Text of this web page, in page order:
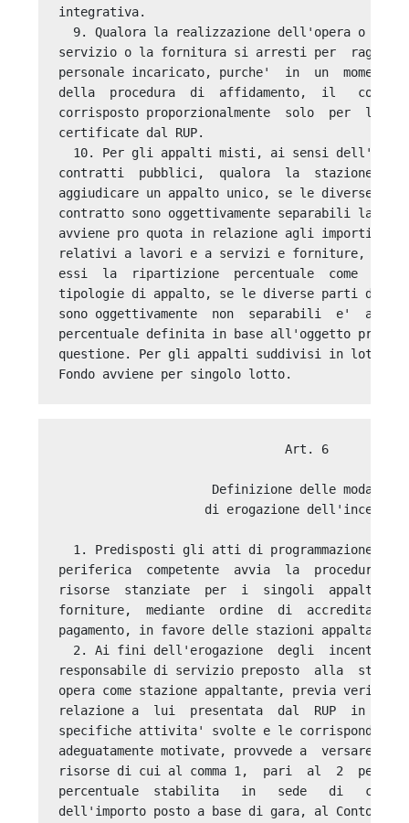
                               Art. 6
Definizione delle
di erogazione
1. Predisposti gli atti di programmazione, la
periferica  competente  avvia  la  procedura
risorse  stanziate  per  i  singoli  appalti
forniture,  mediante  ordine  di
pagamento, in favore delle stazioni appaltanti.
2. Ai fini dell'erogazione  degli  incentivi,
responsabile di servizio preposto  alla
opera come stazione appaltante, previa
relazione a  lui  presentata  dal  RUP  in  cui
specifiche attivita' svolte e le corrispondenti
adeguatamente motivate, provvede a  versare
risorse di cui al comma 1,  pari  al  2  per
percentuale  stabilita   in   sede   di
dell'importo posto a base di gara, al Conto